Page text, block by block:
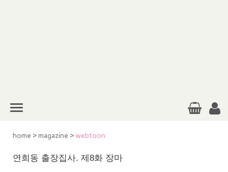
home >magazine >webtoon
연희동 출장집사. 제8화 장마